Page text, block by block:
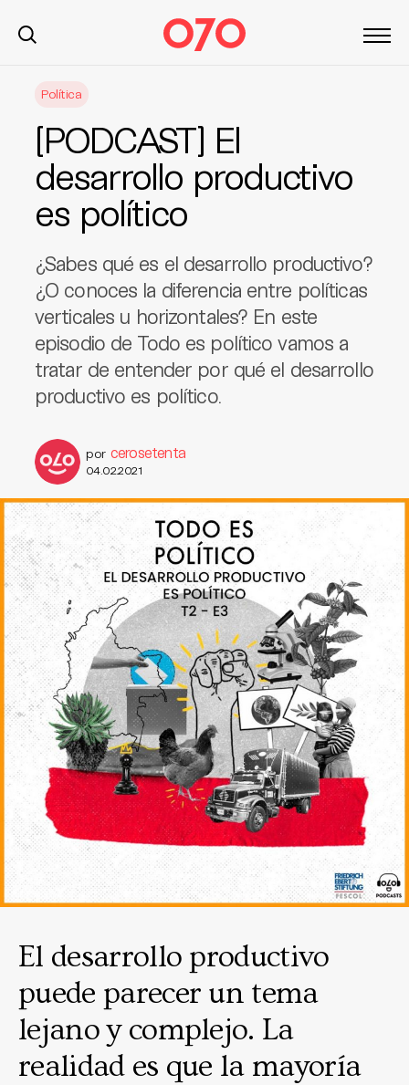
Política
[PODCAST] El
desarrollo productivo
es político
¿Sabes qué es el desarrollo productivo?
¿O conoces la diferencia entre políticas
verticales u horizontales? En este
episodio de Todo es político vamos a
tratar de entender por qué el desarrollo
productivo es político.
por cerosetenta
04.02.2021
El desarrollo productivo
puede parecer un tema
lejano y complejo. La
realidad es que la mayoría